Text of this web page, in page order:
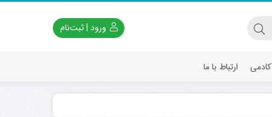
ورود | ثبت‌نام
ارتباط با ما